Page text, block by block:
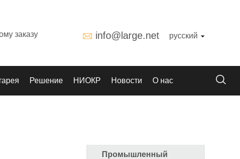
заказу info@large.net русский
Решение НИОКР Новости О нас
Промышленный